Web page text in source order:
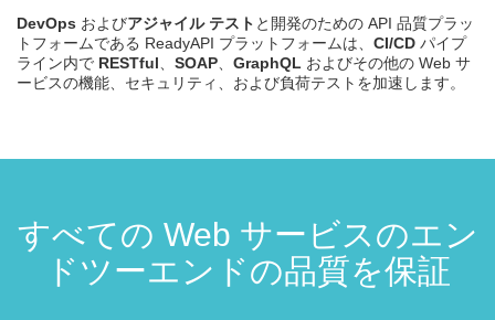
DevOps およびアジャイル テスト と開発のための API 品質プラッ
トフォームである ReadyAPI プラットフォームは、 CI/CD パイプ
ライン内で RESTful SOAP GraphQL およびその他の Web サ
ービスの機能、セキュリティ、および負荷テストを加速します。
すべての Web サービスのエン
ドツーエンドの品質を保証